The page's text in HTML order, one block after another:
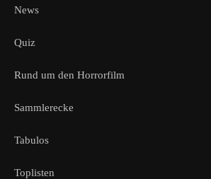
News
Quiz
Rund um den Horrorfilm
Sammlerecke
Tabulos
Toplisten